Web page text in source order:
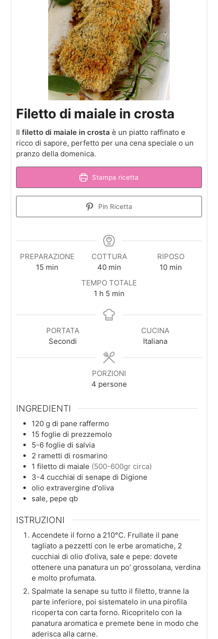
Filetto di maiale in crosta
Ilfiletto di maiale in crosta è un piatto raffinato e
ricco di sapore, perfetto per una cena speciale o un
pranzo della domenica.
Stampa ricetta
Pin Ricetta
PREPARAZIONE
15minuti
min
COTTURA
40minuti
min
RIPOSO
10minuti
min
TEMPO TOTALE
1 ora
h 5minuti
min
PORTATA
Secondi
CUCINA
Italiana
PORZIONI
4 persone
INGREDIENTI
120 g di pane raffermo
15 foglie di prezzemolo
5-6 foglie di salvia
2 rametti di rosmarino
1 filetto di maiale (500-600gr circa)
3-4 cucchiai di senape di Digione
olio extravergine d'oliva
sale, pepe qb
ISTRUZIONI
Accendete il forno a 210°C. Frullate il pane
tagliato a pezzetti con le erbe aromatiche, 2
cucchiai di olio d’oliva, sale e pepe: dovete
ottenere una panatura un po’ grossolana, verdina
e molto profumata.
Spalmate la senape su tutto il filetto, tranne la
parte inferiore, poi sistematelo in una pirofila
ricoperta con carta forno. Ricopritelo con la
panatura aromatica e premete bene in modo che
aderisca alla carne.